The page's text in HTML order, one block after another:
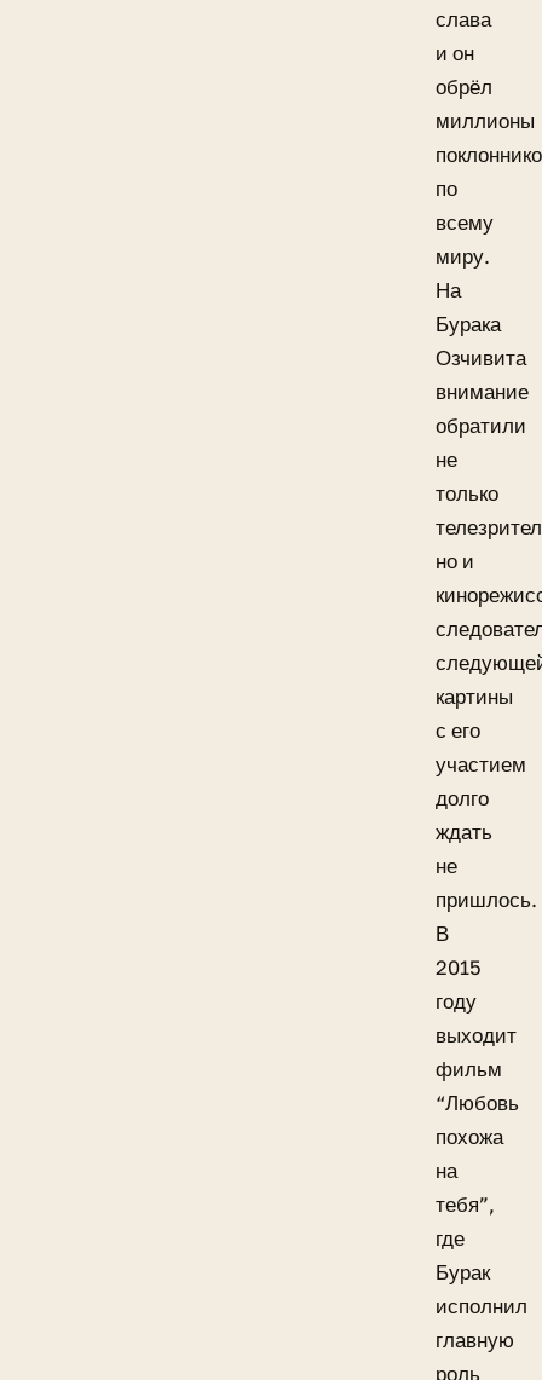
слава
и он
обрёл
миллионы
по
всему
миру.
На
Бурака
Озчивита
внимание
обратили
не
только
но и
картины
с его
участием
долго
ждать
не
пришлось.
В
2015
году
выходит
фильм
“Любовь
похожа
на
тебя”,
где
Бурак
исполнил
главную
роль